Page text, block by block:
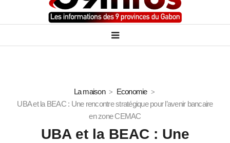
La maison
Economie
UBA et la BEAC : Une rencontre stratégique pour l’avenir bancaire
en zone CEMAC
UBA et la BEAC : Une